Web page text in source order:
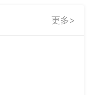
更多>